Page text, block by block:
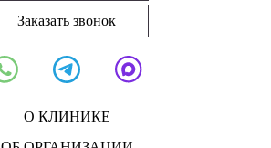
Заказать звонок
О КЛИНИКЕ